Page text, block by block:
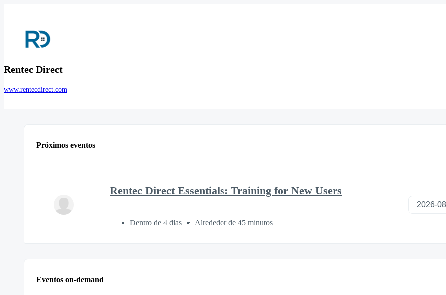
Rentec Direct
www.rentecdirect.com
Próximos eventos
Rentec Direct Essentials: Training for New Users
Dentro de 4 días Alrededor de 45 minutos
Eventos on-demand